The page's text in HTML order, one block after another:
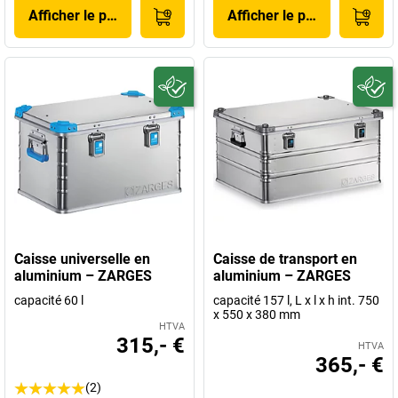
Afficher le produit Afficher le produit
Caisse universelle en
aluminium – ZARGES
capacité 60 l
HTVA
315,- €
(2)
Caisse de transport en
aluminium – ZARGES
capacité 157 l, L x l x h int. 750
x 550 x 380 mm
HTVA
365,- €